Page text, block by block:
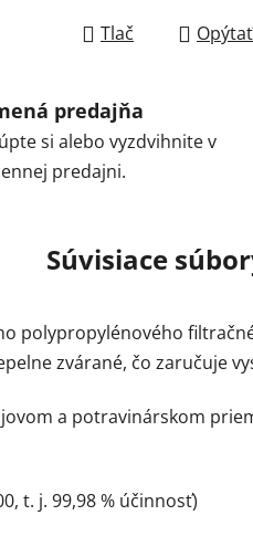
Tlač
predajňa
si alebo vyzdvihnite v
predajni.
Súvisiace
polypropylénového
zvárané, čo zaručuje
a potravinárskom
t. j. 99,98 % účinnosť)